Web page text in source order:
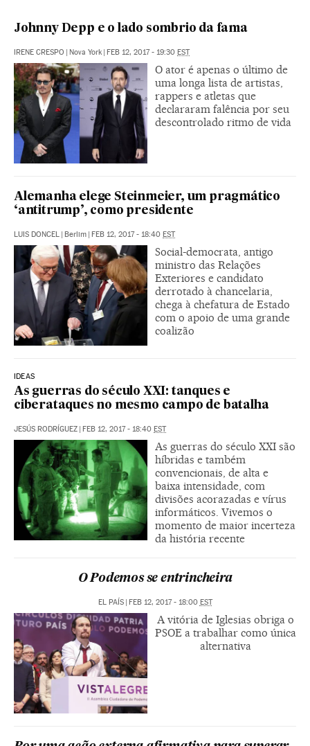
Johnny Depp e o lado sombrio da fama
IRENE CRESPO Nova York FEB 12, 2017 - 19:30 EST
O ator é apenas o último de
uma longa lista de artistas,
rappers e atletas que
declararam falência por seu
descontrolado ritmo de vida
Alemanha elege Steinmeier, um pragmático
‘antitrump’, como presidente
LUIS DONCEL Berlim FEB 12, 2017 - 18:40 EST
Social-democrata, antigo
ministro das Relações
Exteriores e candidato
derrotado à chancelaria,
chega à chefatura de Estado
com o apoio de uma grande
coalizão
IDEAS
As guerras do século XXI: tanques e
ciberataques no mesmo campo de batalha
JESÚS RODRÍGUEZ | FEB 12, 2017 - 18:40 EST
As guerras do século XXI são
híbridas e também
convencionais, de alta e
baixa intensidade, com
divisões acorazadas e vírus
informáticos. Vivemos o
momento de maior incerteza
da história recente
O Podemos se entrincheira
EL PAÍS | FEB 12, 2017 - 18:00 EST
A vitória de Iglesias obriga o
PSOE a trabalhar como única
alternativa